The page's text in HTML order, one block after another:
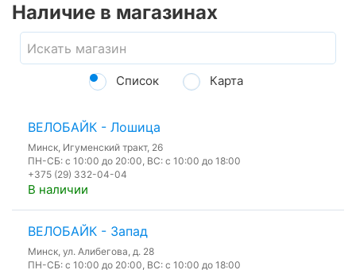
Наличие в магазинах
Список Карта
ВЕЛОБАЙК - Лошица
Минск, Игуменский тракт, 26
ПН-СБ: с 10:00 до 20:00, ВС: с 10:00 до 18:00
+375 (29) 332-04-04
В наличии
ВЕЛОБАЙК - Запад
Минск, ул. Алибегова, д. 28
ПН-СБ: с 10:00 до 20:00, ВС: с 10:00 до 18:00